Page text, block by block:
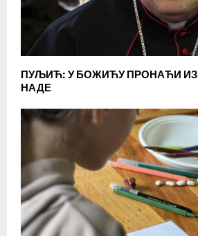
ПУЉИЋ: У БОЖИЋУ ПРОНАЋИ
НАДЕ